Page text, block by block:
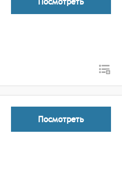
Посмотреть